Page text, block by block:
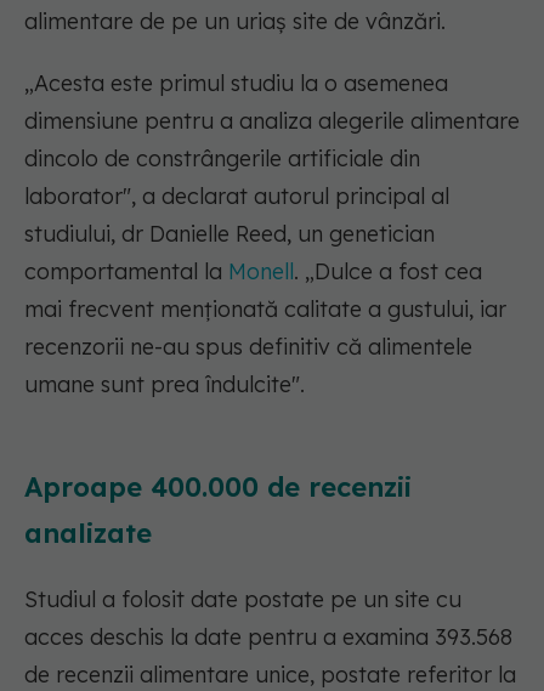
alimentare de pe un uriaș site de vânzări.
„Acesta este primul studiu la o asemenea
dimensiune pentru a analiza alegerile alimentare
dincolo de constrângerile artificiale din
laborator", a declarat autorul principal al
studiului, dr Danielle Reed, un genetician
comportamental la Monell. „Dulce a fost cea
mai frecvent menționată calitate a gustului, iar
recenzorii ne-au spus definitiv că alimentele
umane sunt prea îndulcite".
Aproape 400.000 de recenzii
analizate
Studiul a folosit date postate pe un site cu
acces deschis la date pentru a examina 393.568
de recenzii alimentare unice, postate referitor la